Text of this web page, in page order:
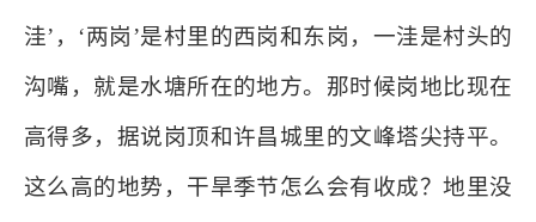
洼’，‘两岗’是村里的西岗和东岗，一洼是村头的
沟嘴，就是水塘所在的地方。那时候岗地比现在
高得多，据说岗顶和许昌城里的文峰塔尖持平。
这么高的地势，干旱季节怎么会有收成？地里没